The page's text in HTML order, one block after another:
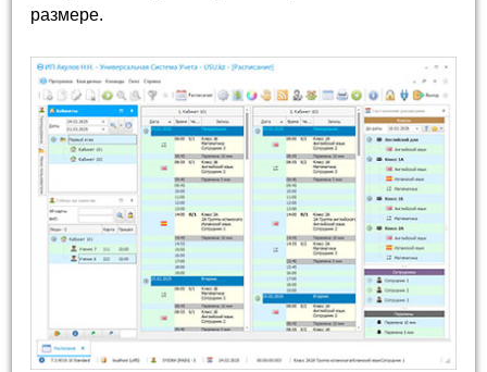
размере.